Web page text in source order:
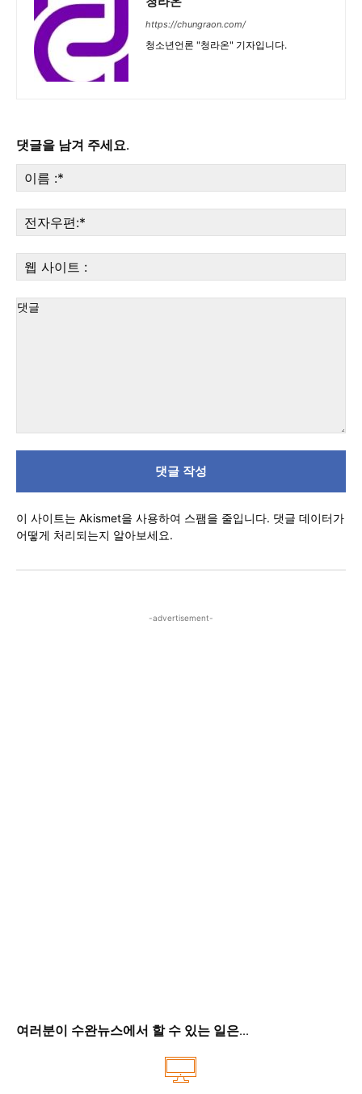
https://chungraon.com/
청소년언론 "청라온" 기자입니다.
댓글을 남겨 주세요.
름
:*
자
우
사
이
이 사이트는 Akismet을 사용하여 스팸을 줄입니다. 댓글 데이터가
어떻게 처리되는지 알아보세요.
-advertisement-
여러분이 수완뉴스에서 할 수 있는 일은...